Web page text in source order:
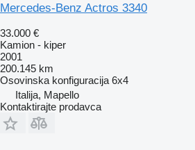
Mercedes-Benz Actros 3340
33.000 €
Kamion - kiper
2001
200.145 km
Osovinska konfiguracija 6x4
Italija, Mapello
Kontaktirajte prodavca